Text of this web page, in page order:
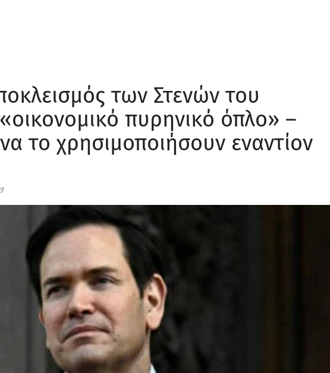
των Στενών του
πυρηνικό όπλο» –
το χρησιμοποιήσουν εναντίον